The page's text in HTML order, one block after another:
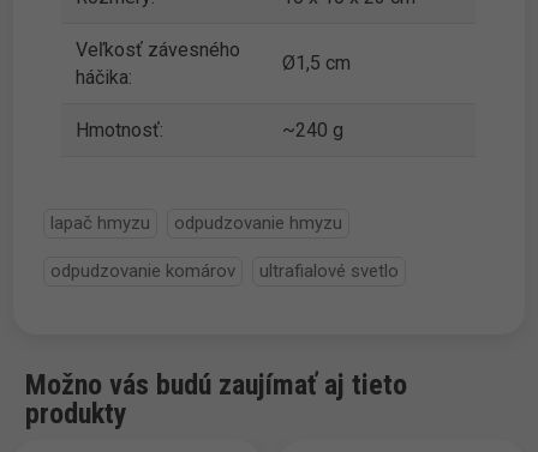
Veľkosť závesného
háčika:
Ø1,5 cm
Hmotnosť: ~240 g
lapač hmyzu odpudzovanie hmyzu
odpudzovanie komárov ultrafialové svetlo
Možno vás budú zaujímať aj tieto
produkty